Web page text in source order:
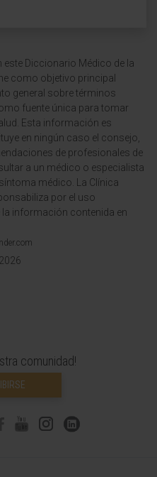
Diccionario Médico de la
como objetivo principal
general sobre términos
fuente única para tomar
Esta información es
en ningún caso el consejo,
de profesionales de
a un médico o especialista
médico. La Clínica
por el uso
información contenida en
comunidad!